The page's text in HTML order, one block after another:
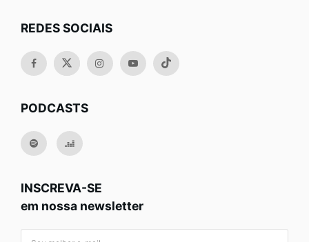
REDES SOCIAIS
PODCASTS
INSCREVA-SE
em nossa newsletter